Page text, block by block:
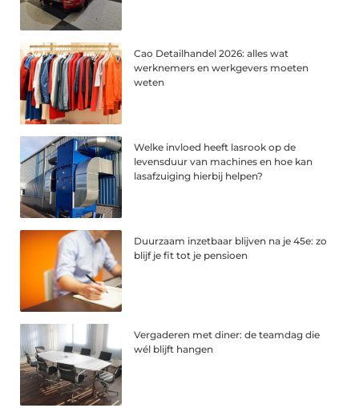
Cao Detailhandel 2026: alles wat
werknemers en werkgevers moeten
weten
Welke invloed heeft lasrook op de
levensduur van machines en hoe kan
lasafzuiging hierbij helpen?
Duurzaam inzetbaar blijven na je 45e: zo
blijf je fit tot je pensioen
Vergaderen met diner: de teamdag die
wél blijft hangen